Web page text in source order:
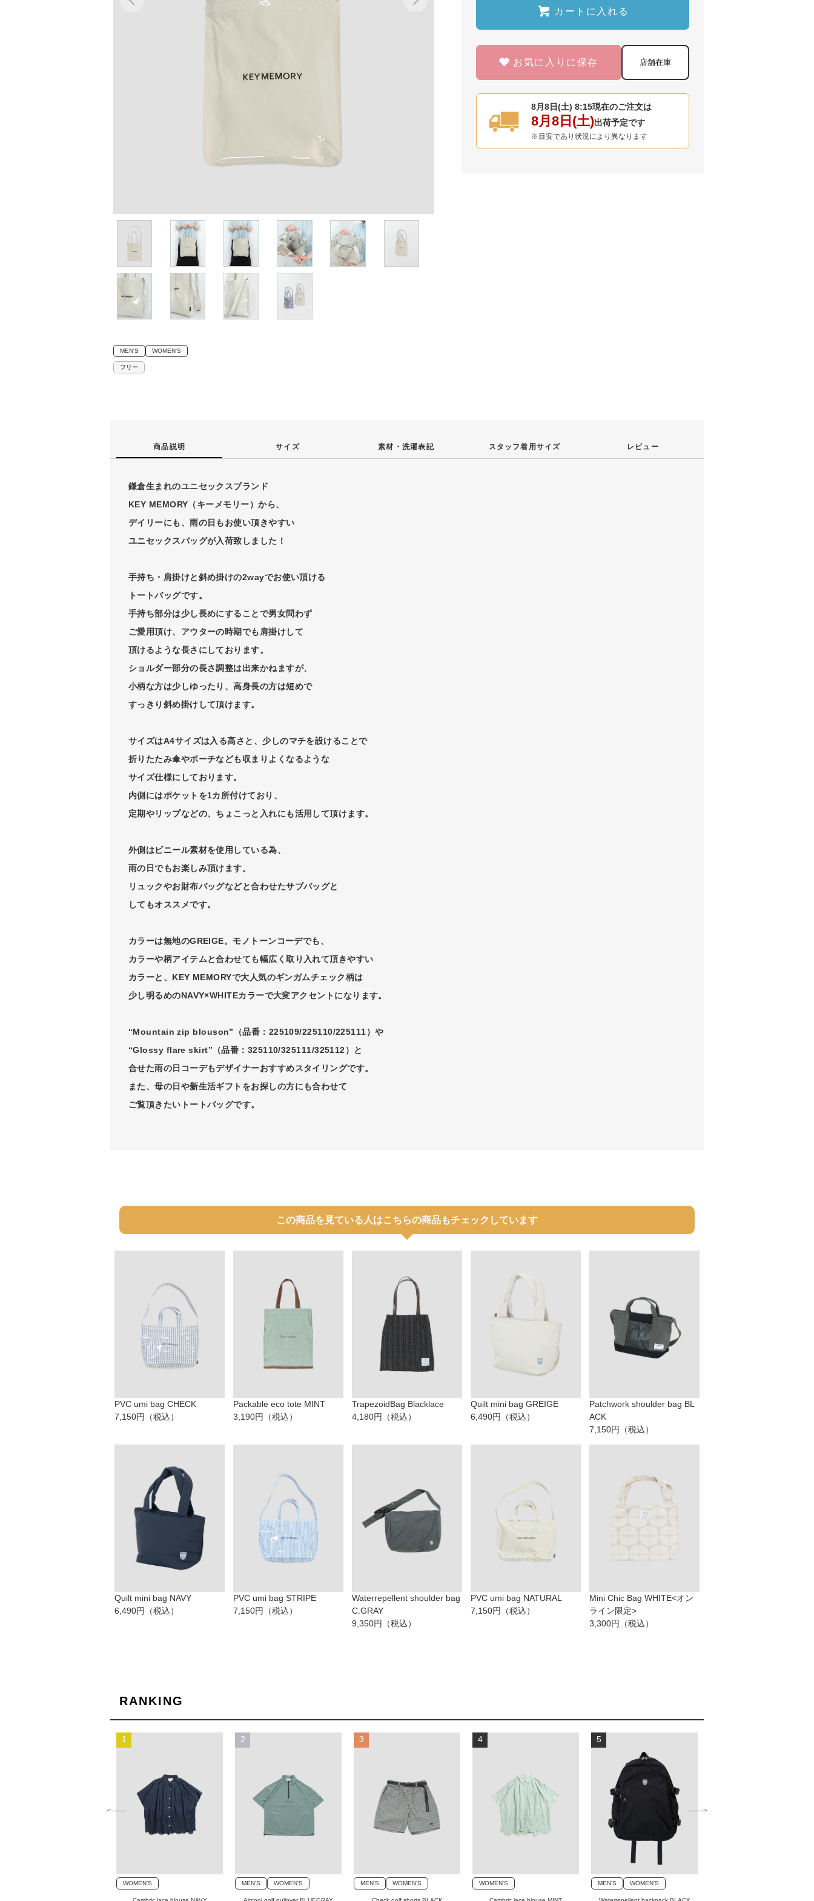
MEN'S WOMEN'S
フリー
カートに入れる
お気に入りに保存 店舗在庫
8月8日(土) 8:15現在のご注文は
8月8日(土)出荷予定です
※目安であり状況により異なります
商品説明 サイズ 素材・ 洗濯表記 スタッフ着用サイズ レビュー
鎌倉生まれのユニセックスブランド
KEY MEMORY（キーメモリー）から、
デイリーにも、雨の日もお使い頂きやすい
ユニセックスバッグが入荷致しました！
手持ち・肩掛けと斜め掛けの2wayでお使い頂ける
トートバッグです。
手持ち部分は少し長めにすることで男女問わず
ご愛用頂け、アウターの時期でも肩掛けして
頂けるような長さにしております。
ショルダー部分の長さ調整は出来かねますが、
小柄な方は少しゆったり、高身長の方は短めで
すっきり斜め掛けして頂けます。
サイズはA4サイズは入る高さと、少しのマチを設けることで
折りたたみ傘やポーチなども収まりよくなるような
サイズ仕様にしております。
内側にはポケットを1カ所付けており、
定期やリップなどの、ちょこっと入れにも活用して頂けます。
外側はビニール素材を使用している為、
雨の日でもお楽しみ頂けます。
リュックやお財布バッグなどと合わせたサブバッグと
してもオススメです。
カラーは無地のGREIGE。モノトーンコーデでも、
カラーや柄アイテムと合わせても幅広く取り入れて頂きやすい
カラーと、KEY MEMORYで大人気のギンガムチェック柄は
少し明るめのNAVY×WHITEカラーで大変アクセントになります。
“Mountain zip blouson”（品番：225109/225110/225111）や
“Glossy flare skirt”（品番：325110/325111/325112）と
合せた雨の日コーデもデザイナーおすすめスタイリングです。
また、母の日や新生活ギフトをお探しの方にも合わせて
ご覧頂きたいトートバッグです。
この商品を見ている人はこちらの商品もチェックしています
PVC umi bag CHECK
7,150円（税込）
Packable eco tote MINT
3,190円（税込）
TrapezoidBag Blacklace
4,180円（税込）
Quilt mini bag GREIGE
6,490円（税込）
Patchwork shoulder bag BL
ACK
7,150円（税込）
Quilt mini bag NAVY
6,490円（税込）
PVC umi bag STRIPE
7,150円（税込）
Waterrepellent shoulder bag
C.GRAY
9,350円（税込）
PVC umi bag NATURAL
7,150円（税込）
Mini Chic Bag WHITE<オン
ライン限定>
3,300円（税込）
RANKING
1
WOMEN'S
2
MEN'S WOMEN'S
3
MEN'S WOMEN'S
4
WOMEN'S
5
MEN'S WOMEN'S